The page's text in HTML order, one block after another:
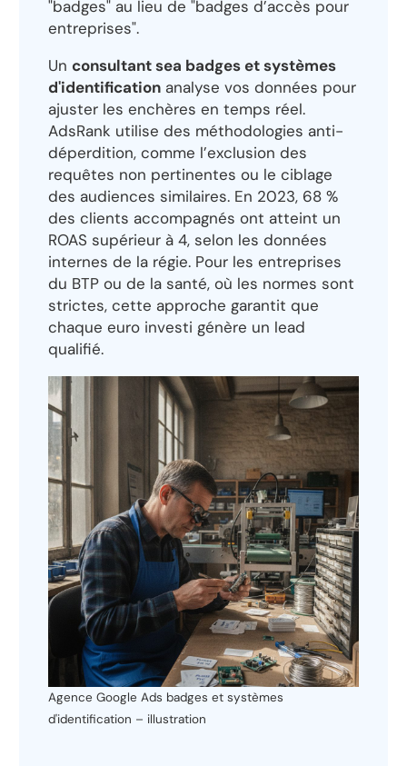
"badges" au lieu de "badges d’accès pour
entreprises".
Un consultant sea badges et systèmes
d'identification analyse vos données pour
ajuster les enchères en temps réel.
AdsRank utilise des méthodologies anti-
déperdition, comme l’exclusion des
requêtes non pertinentes ou le ciblage
des audiences similaires. En 2023, 68 %
des clients accompagnés ont atteint un
ROAS supérieur à 4, selon les données
internes de la régie. Pour les entreprises
du BTP ou de la santé, où les normes sont
strictes, cette approche garantit que
chaque euro investi génère un lead
qualifié.
Agence Google Ads badges et systèmes
d'identification – illustration